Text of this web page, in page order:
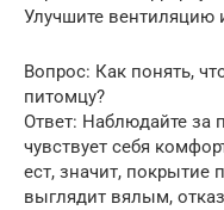
Улучшите вентиляцию
Вопрос: Как понять,
питомцу?
Ответ: Наблюдайте за
чувствует себя
ест, значит, покрытие
выглядит вялым,